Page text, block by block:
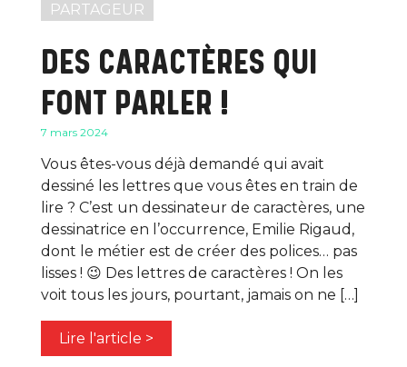
PARTAGEUR
DES CARACTÈRES QUI
FONT PARLER !
7 mars 2024
Vous êtes-vous déjà demandé qui avait
dessiné les lettres que vous êtes en train de
lire ? C’est un dessinateur de caractères, une
dessinatrice en l’occurrence, Emilie Rigaud,
dont le métier est de créer des polices… pas
lisses ! 😉 Des lettres de caractères ! On les
voit tous les jours, pourtant, jamais on ne […]
Lire l'article >